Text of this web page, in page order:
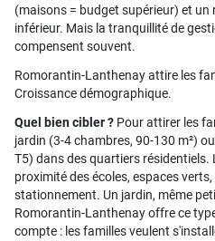
(maisons = budget supérieur) et un
inférieur. Mais la tranquillité de
compensent souvent.
Romorantin-Lanthenay attire les
Croissance démographique.
Quel bien cibler ? Pour attirer les
jardin (3-4 chambres, 90-130 m²)
T5) dans des quartiers résidentiels.
proximité des écoles, espaces
stationnement. Un jardin, même
Romorantin-Lanthenay offre ce
compte : les familles veulent